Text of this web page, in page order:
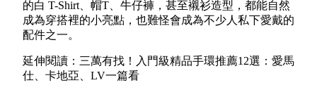
的白 T-Shirt、帽T、牛仔褲，甚至襯衫造型，都能自然
成為穿搭裡的小亮點，也難怪會成為不少人私下愛戴的
配件之一。
延伸閱讀：三萬有找！入門級精品手環推薦12選：愛馬
仕、卡地亞、LV一篇看